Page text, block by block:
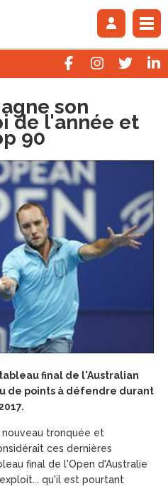
son
de l'année et
90
final de l'Australian
de points à défendre durant
tronquée et
ces dernières
final de l'Open d'Australie
qu'il est pourtant